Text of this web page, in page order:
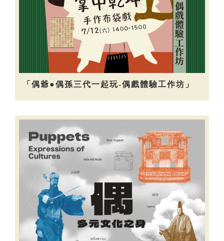
「偶爺●偶孫三代一起玩-偶戲體驗工作坊」